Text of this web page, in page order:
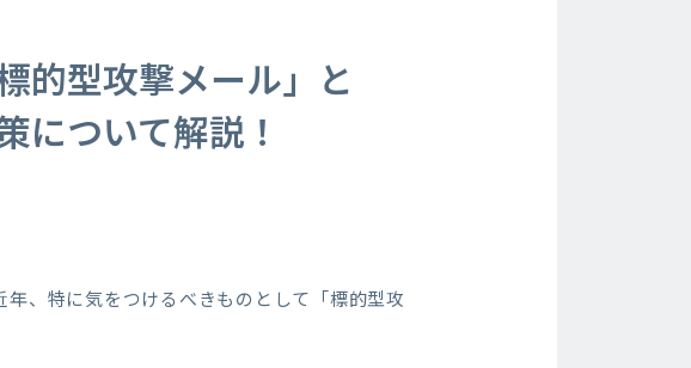
的型攻撃メール」と
について解説！
、特に気をつけるべきものとして「標的型攻